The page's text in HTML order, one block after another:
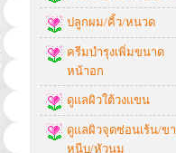
ปลูกผม/คิ้ว/หนวด
ครีมบำรุงเพิ่มขนาด
หน้าอก
ดูแลผิวใต้วงแขน
ดูแลผิวจุดซ่อนเร้น/ขา
หนีบ/หัวนม